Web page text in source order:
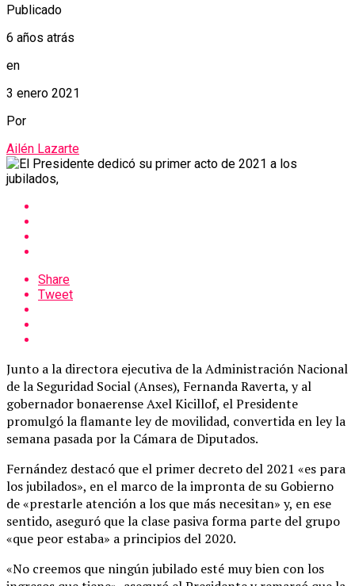
Publicado
6 años atrás
en
3 enero 2021
Por
Ailén Lazarte
Share
Tweet
Junto a la directora ejecutiva de la Administración Nacional
de la Seguridad Social (Anses), Fernanda Raverta, y al
gobernador bonaerense Axel Kicillof, el Presidente
promulgó la flamante ley de movilidad, convertida en ley la
semana pasada por la Cámara de Diputados.
Fernández destacó que el primer decreto del 2021 «es para
los jubilados», en el marco de la impronta de su Gobierno
de «prestarle atención a los que más necesitan» y, en ese
sentido, aseguró que la clase pasiva forma parte del grupo
«que peor estaba» a principios del 2020.
«No creemos que ningún jubilado esté muy bien con los